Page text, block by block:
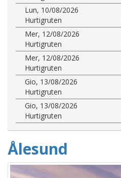
Lun, 10/08/2026
Hurtigruten
Mer, 12/08/2026
Hurtigruten
Mer, 12/08/2026
Hurtigruten
Gio, 13/08/2026
Hurtigruten
Gio, 13/08/2026
Hurtigruten
Ålesund